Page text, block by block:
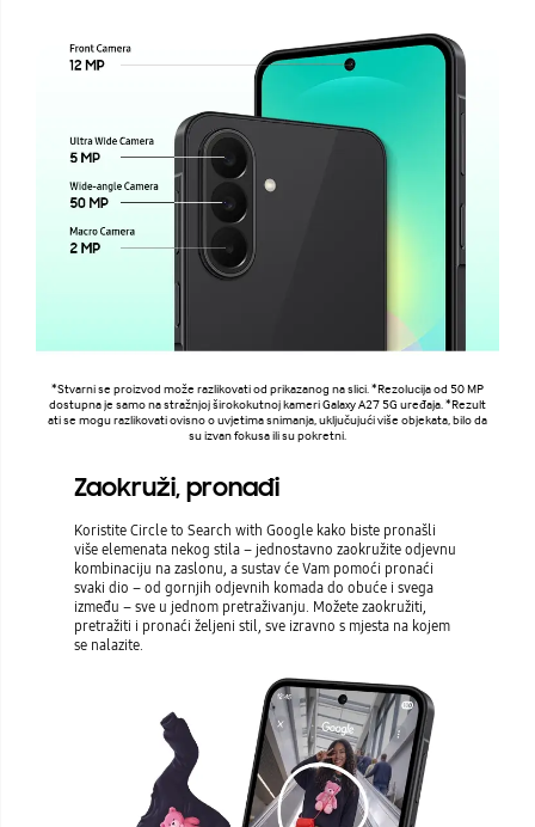
*Stvarni se proizvod može razlikovati od prikazanog na slici. *Rezolucija od 50 MP
dostupna je samo na stražnjoj širokokutnoj kameri Galaxy A27 5G uređaja. *Rezult
ati se mogu razlikovati ovisno o uvjetima snimanja, uključujući više objekata, bilo da
su izvan fokusa ili su pokretni.
Zaokruži, pronađi
Koristite Circle to Search with Google kako biste pronašli
više elemenata nekog stila – jednostavno zaokružite odjevnu
kombinaciju na zaslonu, a sustav će Vam pomoći pronaći
svaki dio – od gornjih odjevnih komada do obuće i svega
između – sve u jednom pretraživanju. Možete zaokružiti,
pretražiti i pronaći željeni stil, sve izravno s mjesta na kojem
se nalazite.